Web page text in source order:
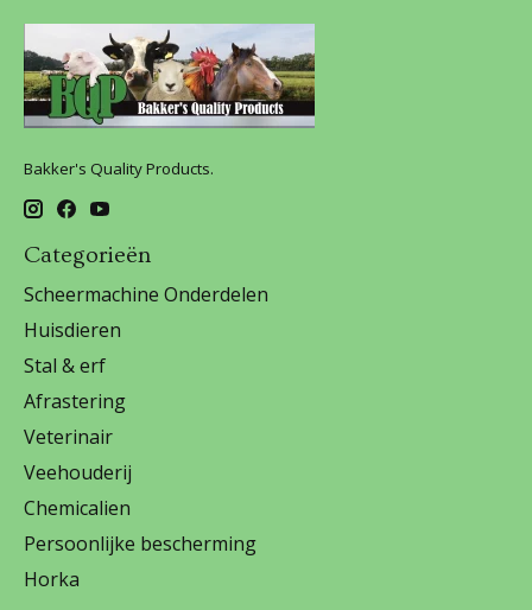
Bakker's Quality Products.
Categorieën
Scheermachine Onderdelen
Huisdieren
Stal & erf
Afrastering
Veterinair
Veehouderij
Chemicalien
Persoonlijke bescherming
Horka